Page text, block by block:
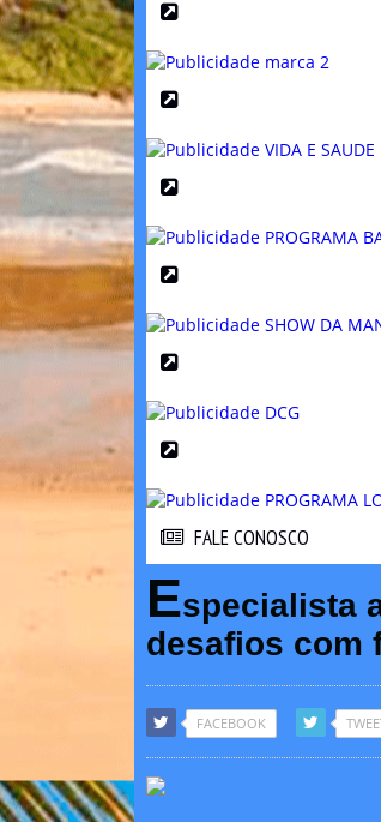
FALE CONOSCO
Especialista
desafios com
FACEBOOK